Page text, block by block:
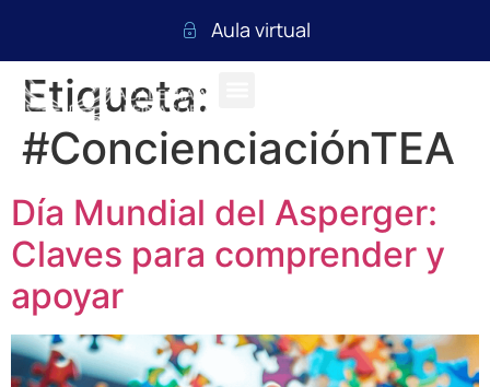
Aula virtual
Etiqueta:
#ConcienciaciónTEA
Día Mundial del Asperger:
Claves para comprender y
apoyar